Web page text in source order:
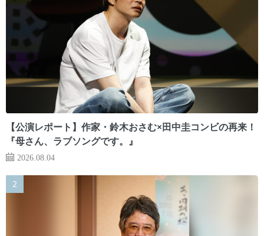
【公演レポート】作家・鈴木おさむ×田中圭コンビの再来！
『母さん、ラブソングです。』
2026.08.04